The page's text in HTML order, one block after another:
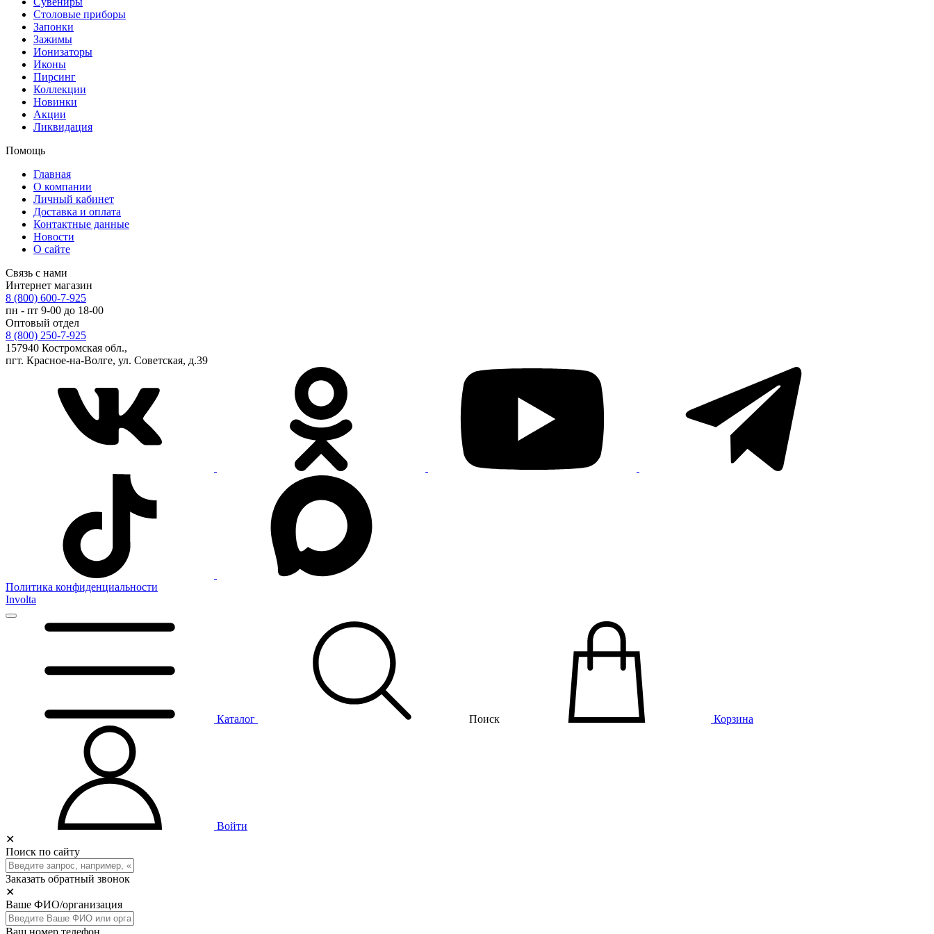
Столовые приборы
Запонки
Зажимы
Ионизаторы
Иконы
Пирсинг
Коллекции
Новинки
Акции
Ликвидация
Помощь
Главная
О компании
Личный кабинет
Доставка и оплата
Контактные данные
Новости
О сайте
Связь с нами
Интернет магазин
8 (800) 600-7-925
пн - пт 9-00 до 18-00
Оптовый отдел
8 (800) 250-7-925
157940 Костромская обл.,
пгт. Красное-на-Волге, ул. Советская, д.39
Политика конфиденциальности
Involta
Каталог Поиск Корзина
Войти
✕
Поиск по сайту
Заказать обратный звонок
✕
Ваше ФИО/организация
Ваш номер телефон